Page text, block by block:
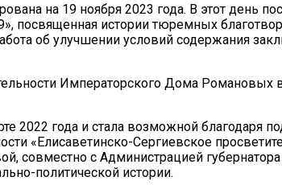
на 19 ноября 2023 года. В этот день
посвященная истории тюремных
об улучшении условий содержания
Императорского Дома Романовых
2022 года и стала возможной благодаря
«Елисаветинско-Сергиевское
совместно с Администрацией
политической истории.